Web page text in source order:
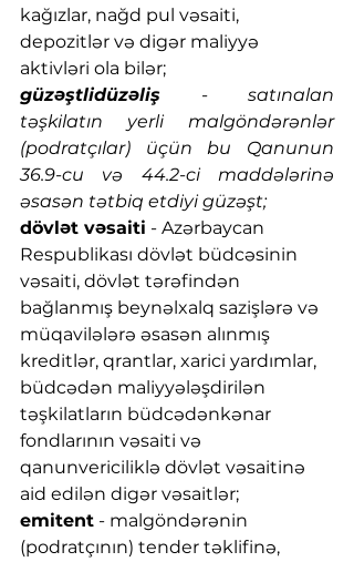
kağızlar, nağd pul vəsaiti,
depozitlər və digər maliyyə
aktivləri ola bilər;
güzəştlidüzəliş - satınalan
təşkilatın yerli malgöndərənlər
(podratçılar) üçün bu Qanunun
36.9-cu və 44.2-ci maddələrinə
əsasən tətbiq etdiyi güzəşt;
dövlət vəsaiti - Azərbaycan
Respublikası dövlət büdcəsinin
vəsaiti, dövlət tərəfindən
bağlanmış beynəlxalq sazişlərə və
müqavilələrə əsasən alınmış
kreditlər, qrantlar, xarici yardımlar,
büdcədən maliyyələşdirilən
təşkilatların büdcədənkənar
fondlarının vəsaiti və
qanunvericiliklə dövlət vəsaitinə
aid edilən digər vəsaitlər;
emitent - malgöndərənin
(podratçının) tender təklifinə,